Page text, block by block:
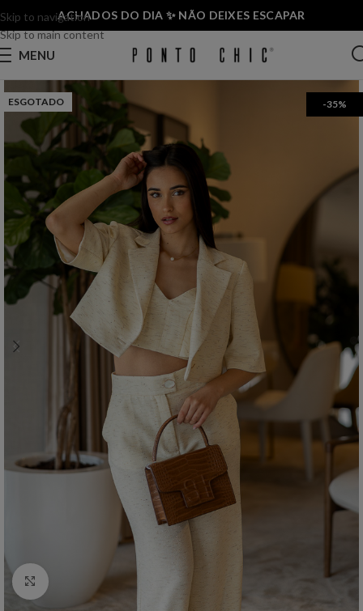
Skip to navigation
Skip to main content
ACHADOS DO DIA ✨ NÃO DEIXES ESCAPAR
MENU
ESGOTADO -35%
Click to enlarge